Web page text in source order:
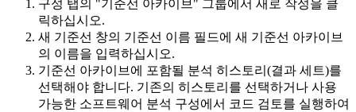
구성 탭의 "기준선 아카이브" 그룹에서 새로 작성을 클
릭하십시오.
새 기준선 창의 기준선 이름 필드에 새 기준선 아카이브
의 이름을 입력하십시오.
기준선 아카이브에 포함될 분석 히스토리(결과 세트)를
선택해야 합니다. 기존의 히스토리를 선택하거나 사용
가능한 소프트웨어 분석 구성에서 코드 검토를 실행하여